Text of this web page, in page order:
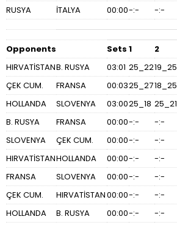
RUSYA
İTALYA 00:00-:- -:-
Opponents Sets 1 2
HIRVATİSTANB. RUSYA 03:01 25_2219_25
ÇEK CUM.
FRANSA 00:0325_2718_25
HOLLANDA
SLOVENYA 03:0025_18 25_21
B. RUSYA
FRANSA 00:00-:- -:-
SLOVENYA
ÇEK CUM. 00:00-:- -:-
HIRVATİSTANHOLLANDA 00:00-:- -:-
FRANSA
SLOVENYA 00:00-:- -:-
ÇEK CUM.
HIRVATİSTAN00:00-:- -:-
HOLLANDA
B. RUSYA 00:00-:- -:-